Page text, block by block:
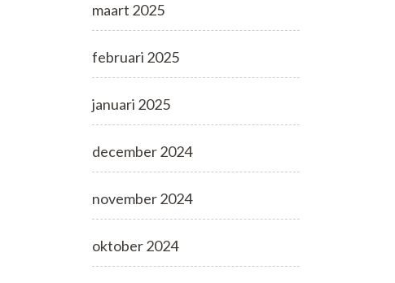
maart 2025
februari 2025
januari 2025
december 2024
november 2024
oktober 2024